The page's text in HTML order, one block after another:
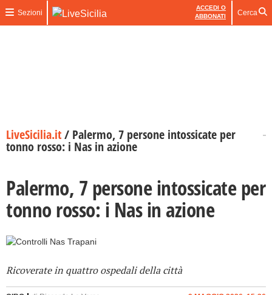
Sezioni
ACCEDI O
ABBONATI
Cerca
LiveSicilia.it/ Palermo, 7 persone intossicate per
tonno rosso: i Nas in azione
Palermo, 7 persone intossicate per
tonno rosso: i Nas in azione
Ricoverate in quattro ospedali della città